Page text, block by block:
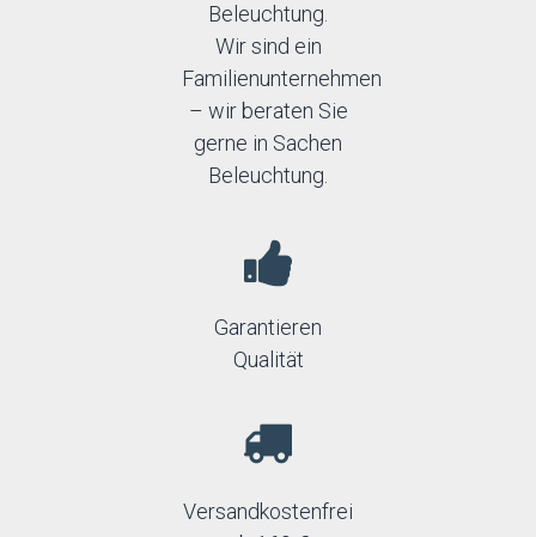
Beleuchtung.
Wir sind ein
Familienunternehmen
– wir beraten Sie
gerne in Sachen
Beleuchtung.
Garantieren
Qualität
Versandkostenfrei